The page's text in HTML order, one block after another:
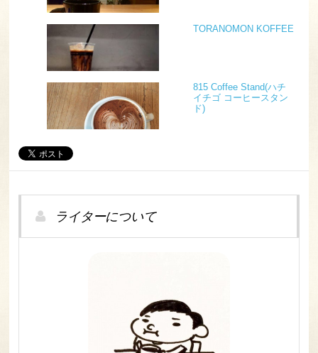
TORANOMON KOFFEE
815 Coffee Stand(ハチ
イチゴ コーヒースタン
ド)
ライターについて